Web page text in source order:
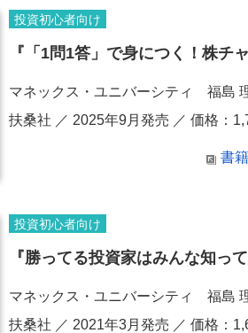
投資初心者向け
『「1問1答」で身につく！株チ
マネックス・ユニバーシティ 福島
扶桑社 ／ 2025年9月発売 ／ 価格：
書
投資初心者向け
『勝ってる投資家はみんな知っ
マネックス・ユニバーシティ 福島
扶桑社 ／ 2021年3月発売 ／ 価格：